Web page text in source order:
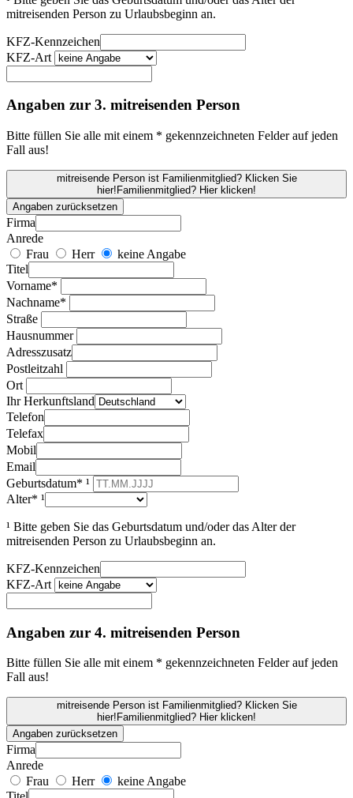
mitreisenden Person zu Urlaubsbeginn an.
KFZ-Kennzeichen
KFZ-Art
Angaben zur 3. mitreisenden Person
Bitte füllen Sie alle mit einem * gekennzeichneten Felder auf jeden
Fall aus!
mitreisende Person ist Familienmitglied? Klicken Sie
hier! Familienmitglied? Hier klicken!
Angaben zurücksetzen
Firma
Anrede
Frau
Herr
keine Angabe
Titel
Vorname*
Nachname*
Straße
Hausnummer
Adresszusatz
Postleitzahl
Ort
Ihr Herkunftsland
Telefon
Telefax
Mobil
Email
Geburtsdatum* ¹
Alter* ¹
¹ Bitte geben Sie das Geburtsdatum und/oder das Alter der
mitreisenden Person zu Urlaubsbeginn an.
KFZ-Kennzeichen
KFZ-Art
Angaben zur 4. mitreisenden Person
Bitte füllen Sie alle mit einem * gekennzeichneten Felder auf jeden
Fall aus!
mitreisende Person ist Familienmitglied? Klicken Sie
hier! Familienmitglied? Hier klicken!
Angaben zurücksetzen
Firma
Anrede
Frau
Herr
keine Angabe